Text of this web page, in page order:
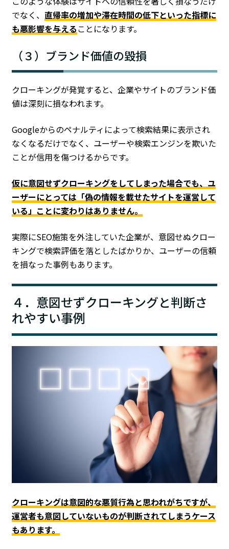
でなく、 直帰率の増加や滞在時間の低下といった指標に
も悪影響を与えることになります。
（３）ブランド価値の毀損
クローキングが発覚すると、企業やサイトのブランド価
値は深刻に損なわれます。
Googleからのペナルティによって検索結果に表示され
なくなるだけでなく、ユーザーや検索エンジンを欺いた
ことが信用を傷つけるからです。
仮に意図せずクローキングをしてしまった場合でも、ユ
ーザーにとっては「偽の情報を載せたサイトを運営して
いる」ことに変わりはありません。
実際にSEO施策を外注していた企業が、意図せぬクロー
キングで検索評価を落としたばかりか、ユーザーの信頼
を損なった事例もあります。
４．意図せずクローキングと判断さ
れやすい事例
クローキングは意図的な悪質行為と思われがちですが、
運営者も意図していないものが判断されてしまうケース
もあります。